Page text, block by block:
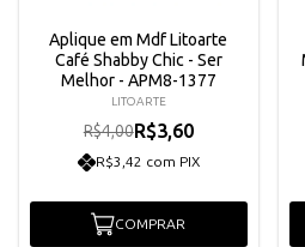
Aplique em Mdf Litoarte
Café Shabby Chic - Ser
Melhor - APM8-1377
LITOARTE
R$4,00R$3,60
R$3,42 com PIX
COMPRAR